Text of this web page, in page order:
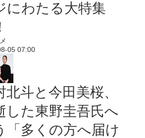
にわたる大特集
05 07:00
北斗と今田美桜、
した東野圭吾氏へ
「多くの方へ届け